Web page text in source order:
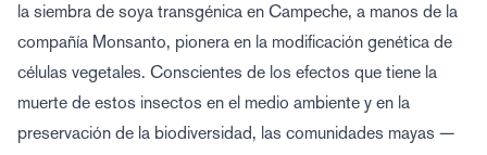
la siembra de soya transgénica en Campeche, a manos de la
compañía Monsanto, pionera en la modificación genética de
células vegetales. Conscientes de los efectos que tiene la
muerte de estos insectos en el medio ambiente y en la
preservación de la biodiversidad, las comunidades mayas —